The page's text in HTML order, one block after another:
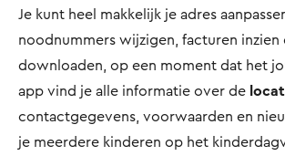
Je kunt heel makkelijk je adres
noodnummers wijzigen, facturen inzien
downloaden, op een moment dat het
app vind je alle informatie over de
contactgegevens, voorwaarden en
je meerdere kinderen op het